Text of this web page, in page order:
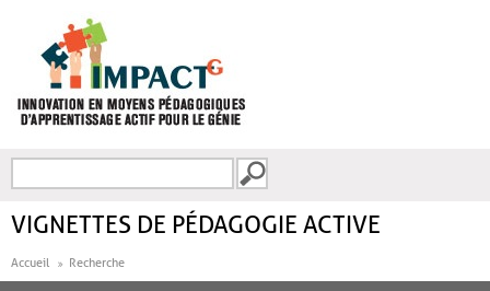
FORMULAIRE DE
VIGNETTES DE PÉDAGOGIE ACTIVE
Accueil Recherche